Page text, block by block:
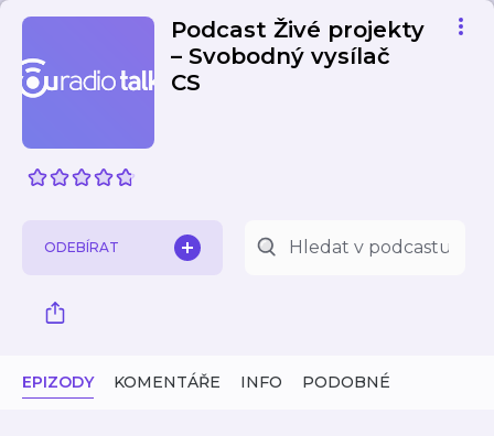
Podcast Živé projekty
– Svobodný vysílač
CS
ODEBÍRAT
EPIZODY KOMENTÁŘE INFO PODOBNÉ